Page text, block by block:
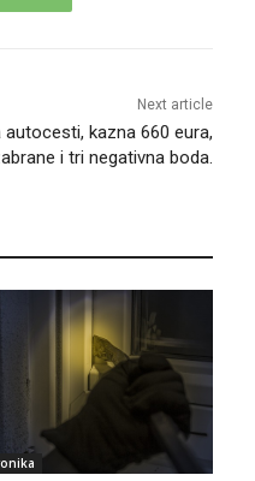
Next article
kazna 660 eura,
i tri negativna boda.